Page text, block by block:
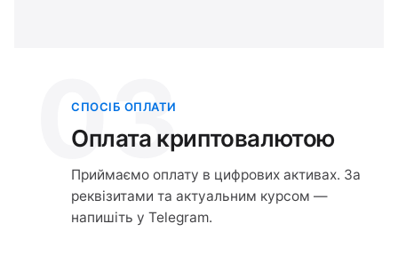
03
СПОСІБ ОПЛАТИ
Оплата криптовалютою
Приймаємо оплату в цифрових активах. За
реквізитами та актуальним курсом —
напишіть у Telegram.